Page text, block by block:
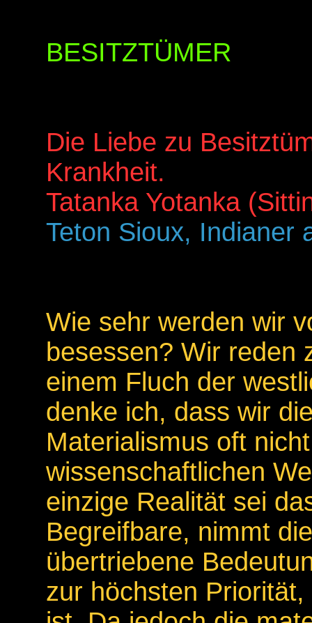
BESITZTÜMER
Die Liebe zu
Krankheit.
Tatanka Yotanka
Teton Sioux, Indianer
Wie sehr werden wir
besessen? Wir reden
einem Fluch der
denke ich, dass wir
Materialismus oft
wissenschaftlichen
einzige Realität sei
Begreifbare, nimmt
übertriebene
zur höchsten